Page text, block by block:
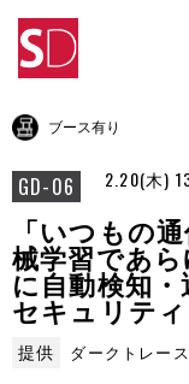
ブース有り
GD-06 2.20(木)
「いつもの
械学習であ
に自動検知
セキュリテ
提供 ダークトレー